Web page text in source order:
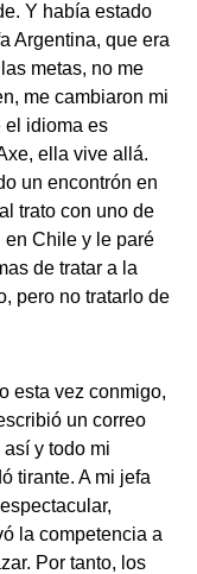
Y había estado
Argentina, que era
metas, no me
me cambiaron mi
el idioma es
ella vive allá.
un encontrón en
trato con uno de
en Chile y le paré
de tratar a la
pero no tratarlo de
esta vez conmigo,
un correo
y todo mi
tirante. A mi jefa
la competencia a
Por tanto, los